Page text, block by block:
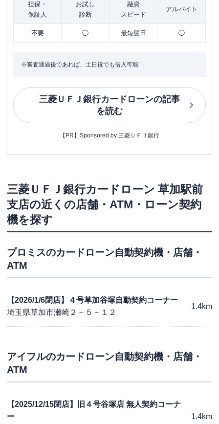
担保・
保証人
お試し
診断
融資
スピード
アルバイト
不要 ◯ 最短翌日 ◯
※審査通過後であれば、土日祝でも借入可能
三菱ＵＦＪ銀行カードローンの記事
を読む
【PR】Sponsored by 三菱ＵＦＪ銀行
三菱ＵＦＪ銀行カードローン 草加駅前
支店の近くの店舗・ATM・ローン契約
機を探す
プロミスのカードローン自動契約機・店舗・
ATM
【2026/1/6閉店】４号草加谷塚自動契約コーナー
埼玉県草加市瀬崎２－５－１２
1.4km
アイフルのカードローン自動契約機・店舗・
ATM
【2025/12/15閉店】旧４号谷塚店 無人契約コーナ
ー
1.4km